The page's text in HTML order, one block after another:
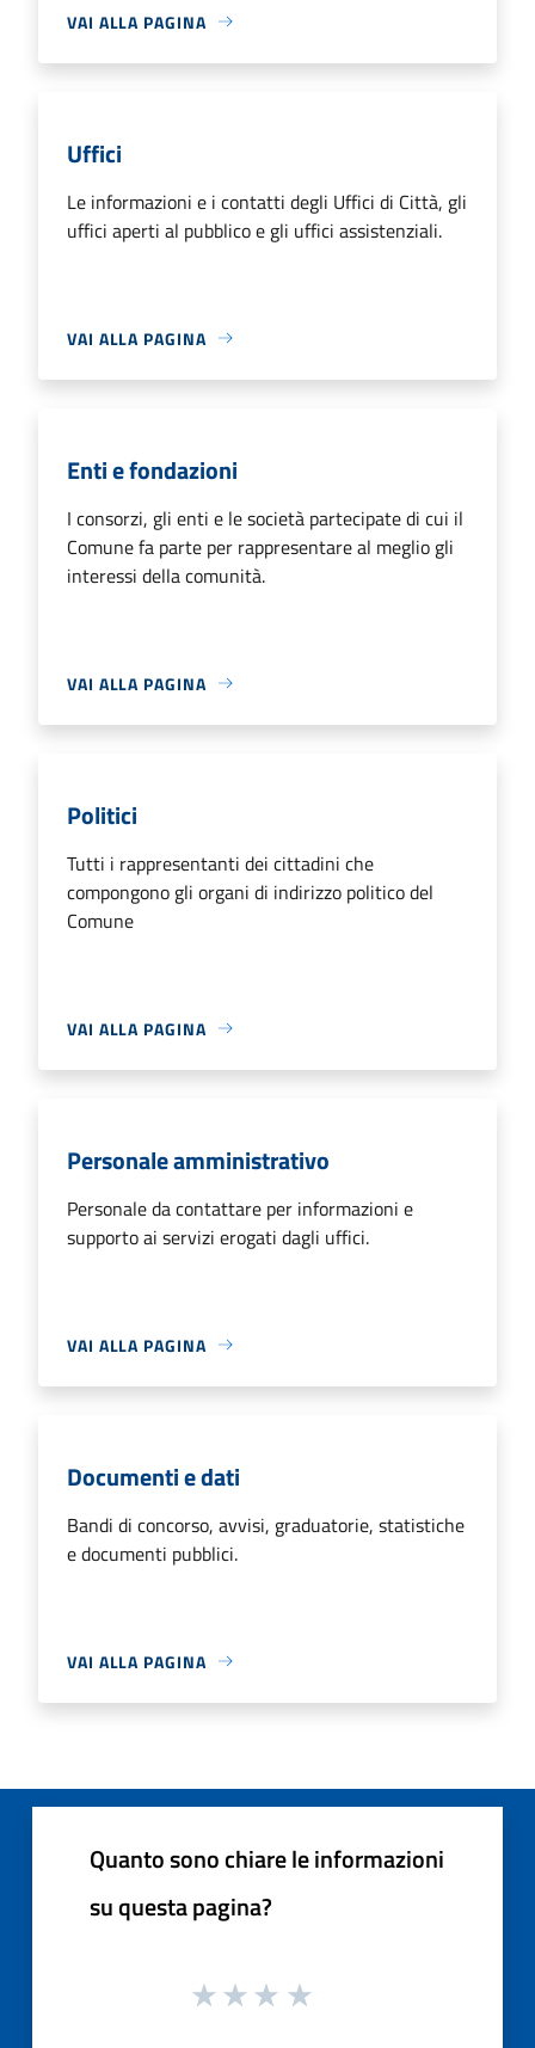
VAI ALLA PAGINA
Uffici
Le informazioni e i contatti degli Uffici di Città, gli
uffici aperti al pubblico e gli uffici assistenziali.
VAI ALLA PAGINA
Enti e fondazioni
I consorzi, gli enti e le società partecipate di cui il
Comune fa parte per rappresentare al meglio gli
interessi della comunità.
VAI ALLA PAGINA
Politici
Tutti i rappresentanti dei cittadini che
compongono gli organi di indirizzo politico del
Comune
VAI ALLA PAGINA
Personale amministrativo
Personale da contattare per informazioni e
supporto ai servizi erogati dagli uffici.
VAI ALLA PAGINA
Documenti e dati
Bandi di concorso, avvisi, graduatorie, statistiche
e documenti pubblici.
VAI ALLA PAGINA
Quanto sono chiare le informazioni
su questa pagina?